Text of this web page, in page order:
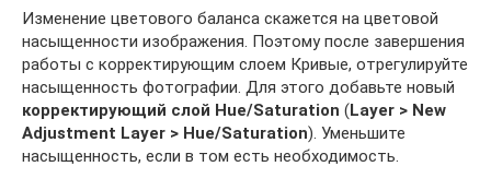
Изменение цветового баланса скажется на цветовой
насыщенности изображения. Поэтому после завершения
работы с корректирующим слоем Кривые, отрегулируйте
насыщенность фотографии. Для этого добавьте новый
корректирующий слой Hue/Saturation (Layer > New
Adjustment Layer > Hue/Saturation). Уменьшите
насыщенность, если в том есть необходимость.